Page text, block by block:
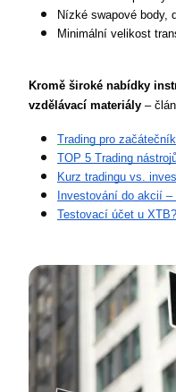
Nízké swapové body,
Minimální velikost
Kromě široké nabídky
vzdělávací materiály –
Trading pro
TOP 5 Trading
Kurz tradingu vs.
Investování do akcií –
Testovací účet u